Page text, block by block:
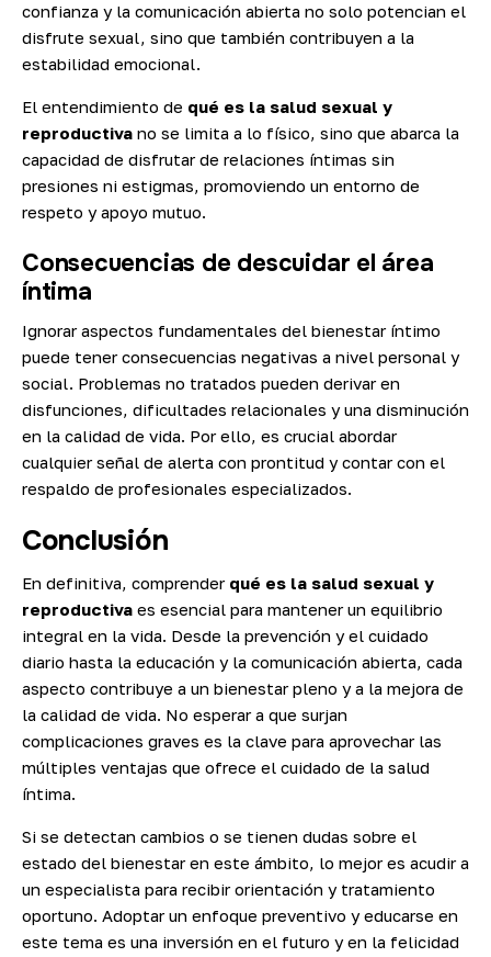
confianza y la comunicación abierta no solo potencian el
disfrute sexual, sino que también contribuyen a la
estabilidad emocional.
El entendimiento de qué es la salud sexual y
reproductiva no se limita a lo físico, sino que abarca la
capacidad de disfrutar de relaciones íntimas sin
presiones ni estigmas, promoviendo un entorno de
respeto y apoyo mutuo.
Consecuencias de descuidar el área
íntima
Ignorar aspectos fundamentales del bienestar íntimo
puede tener consecuencias negativas a nivel personal y
social. Problemas no tratados pueden derivar en
disfunciones, dificultades relacionales y una disminución
en la calidad de vida. Por ello, es crucial abordar
cualquier señal de alerta con prontitud y contar con el
respaldo de profesionales especializados.
Conclusión
En definitiva, comprender qué es la salud sexual y
reproductiva es esencial para mantener un equilibrio
integral en la vida. Desde la prevención y el cuidado
diario hasta la educación y la comunicación abierta, cada
aspecto contribuye a un bienestar pleno y a la mejora de
la calidad de vida. No esperar a que surjan
complicaciones graves es la clave para aprovechar las
múltiples ventajas que ofrece el cuidado de la salud
íntima.
Si se detectan cambios o se tienen dudas sobre el
estado del bienestar en este ámbito, lo mejor es acudir a
un especialista para recibir orientación y tratamiento
oportuno. Adoptar un enfoque preventivo y educarse en
este tema es una inversión en el futuro y en la felicidad